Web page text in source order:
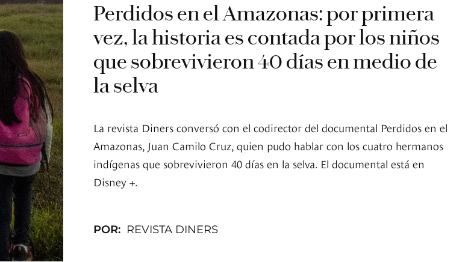
Perdidos en el Amazonas: por primera
vez, la historia es contada por los niños
que sobrevivieron 40 días en medio de
la selva
La revista Diners conversó con el codirector del documental Perdidos en el
Amazonas, Juan Camilo Cruz, quien pudo hablar con los cuatro hermanos
indígenas que sobrevivieron 40 días en la selva. El documental está en
Disney +.
POR: REVISTA DINERS